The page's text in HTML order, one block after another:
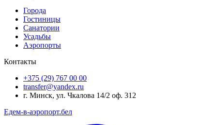
Города
Гостиницы
Санатории
Усадьбы
Аэропорты
Контакты
+375 (29) 767 00 00
transfer@yandex.ru
г. Минск, ул. Чкалова 14/2 оф. 312
Едем-в-аэропорт.бел